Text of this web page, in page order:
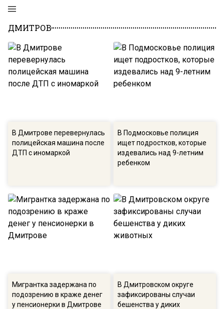
ДМИТРОВ
В Дмитрове перевернулась
полицейская машина после
ДТП с иномаркой
В Подмосковье полиция
ищет подростков, которые
издевались над 9-летним
ребенком
Мигрантка задержана по
подозрению в краже денег
у пенсионерки в Дмитрове
В Дмитровском округе
зафиксированы случаи
бешенства у диких